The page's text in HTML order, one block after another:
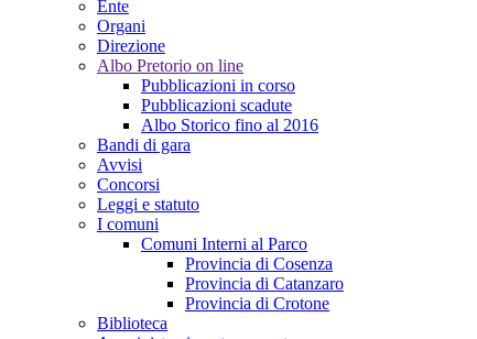
Ente
Organi
Direzione
Albo Pretorio on line
Pubblicazioni in corso
Pubblicazioni scadute
Albo Storico fino al 2016
Bandi di gara
Avvisi
Concorsi
Leggi e statuto
I comuni
Comuni Interni al Parco
Provincia di Cosenza
Provincia di Catanzaro
Provincia di Crotone
Biblioteca